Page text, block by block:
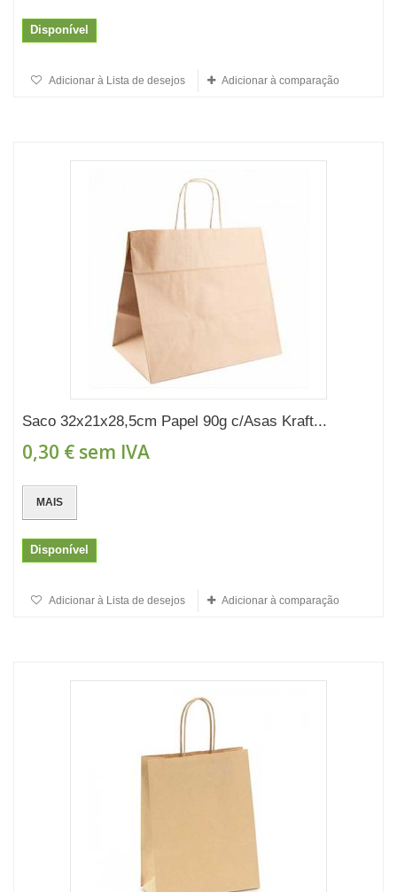
Disponível
Adicionar à Lista de desejos Adicionar à comparação
Saco 32x21x28,5cm Papel 90g c/Asas Kraft...
0,30 € sem IVA
MAIS
Disponível
Adicionar à Lista de desejos Adicionar à comparação